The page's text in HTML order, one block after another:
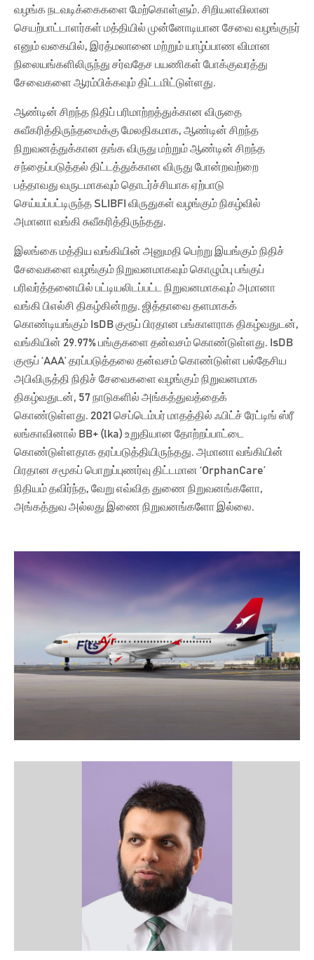
வழங்க நடவடிக்கைகளை மேற்கொள்ளும். சிறியளவிலான
செயற்பாட்டாளர்கள் மத்தியில் முன்னோடியான சேவை வழங்குநர்
எனும் வகையில், இரத்மலானை மற்றும் யாழ்ப்பாண விமான
நிலையங்களிலிருந்து சர்வதேச பயணிகள் போக்குவரத்து
சேவைகளை ஆரம்பிக்கவும் திட்டமிட்டுள்ளது.
ஆண்டின் சிறந்த நிதிப் பரிமாற்றத்துக்கான விருதை
சுவீகரித்திருந்தமைக்கு மேலதிகமாக, ஆண்டின் சிறந்த
நிறுவனத்துக்கான தங்க விருது மற்றும் ஆண்டின் சிறந்த
சந்தைப்படுத்தல் திட்டத்துக்கான விருது போன்றவற்றை
பத்தாவது வருடமாகவும் தொடர்ச்சியாக ஏற்பாடு
செய்யப்பட்டிருந்த SLIBFI விருதுகள் வழங்கும் நிகழ்வில்
அமானா வங்கி சுவீகரித்திருந்தது.
இலங்கை மத்திய வங்கியின் அனுமதி பெற்று இயங்கும் நிதிச்
சேவைகளை வழங்கும் நிறுவனமாகவும் கொழும்பு பங்குப்
பரிவர்த்தனையில் பட்டியலிடப்பட்ட நிறுவனமாகவும் அமானா
வங்கி பிஎல்சி திகழ்கின்றது. ஜித்தாவை தளமாகக்
கொண்டியங்கும் IsDB குரூப் பிரதான பங்காளராக திகழ்வதுடன்,
வங்கியின் 29.97% பங்குகளை தன்வசம் கொண்டுள்ளது. IsDB
குரூப் ‘AAA’ தரப்படுத்தலை தன்வசம் கொண்டுள்ள பல்தேசிய
அபிவிருத்தி நிதிச் சேவைகளை வழங்கும் நிறுவனமாக
திகழ்வதுடன், 57 நாடுகளில் அங்கத்துவத்தைக்
கொண்டுள்ளது. 2021 செப்டெம்பர் மாதத்தில் ஃபிட்ச் ரேட்டிங் ஸ்ரீ
லங்காவினால் BB+ (lka) உறுதியான தோற்றப்பாட்டை
கொண்டுள்ளதாக தரப்படுத்தியிருந்தது. அமானா வங்கியின்
பிரதான சமூகப் பொறுப்புணர்வு திட்டமான ‘OrphanCare’
நிதியம் தவிர்ந்த, வேறு எவ்வித துணை நிறுவனங்களோ,
அங்கத்துவ அல்லது இணை நிறுவனங்களோ இல்லை.